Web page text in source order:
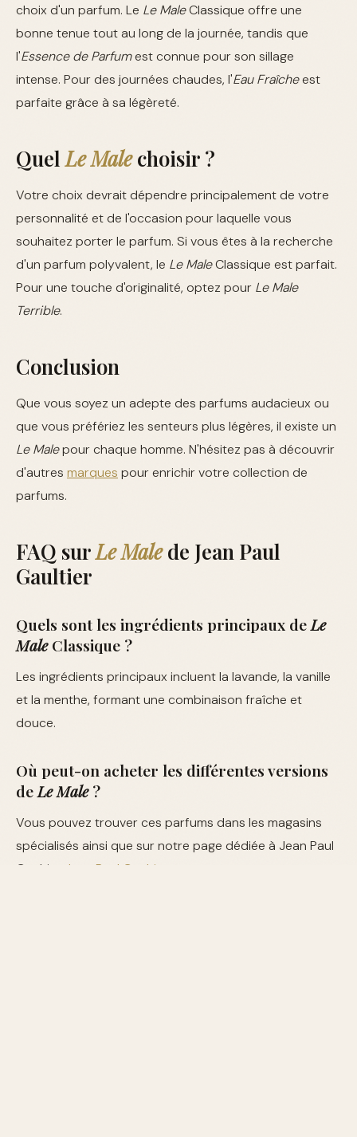
choix d'un parfum. Le Le MaleClassique offre une
bonne tenue tout au long de la journée, tandis que
l'Essence de Parfumest connue pour son sillage
intense. Pour des journées chaudes, l'Eau Fraîcheest
parfaite grâce à sa légèreté.
QuelLe Malechoisir ?
Votre choix devrait dépendre principalement de votre
personnalité et de l'occasion pour laquelle vous
souhaitez porter le parfum. Si vous êtes à la recherche
d'un parfum polyvalent, le Le MaleClassique est parfait.
Pour une touche d'originalité, optez pour Le Male
Terrible.
Conclusion
Que vous soyez un adepte des parfums audacieux ou
que vous préfériez les senteurs plus légères, il existe un
Le Malepour chaque homme. N'hésitez pas à découvrir
d'autres marques pour enrichir votre collection de
parfums.
FAQ surLe Malede Jean Paul
Gaultier
Quels sont les ingrédients principaux deLe
MaleClassique ?
Les ingrédients principaux incluent la lavande, la vanille
et la menthe, formant une combinaison fraîche et
douce.
Où peut-on acheter les différentes versions
deLe Male?
Vous pouvez trouver ces parfums dans les magasins
spécialisés ainsi que sur notre page dédiée à Jean Paul
Gaultier
Jean Paul Gaultier